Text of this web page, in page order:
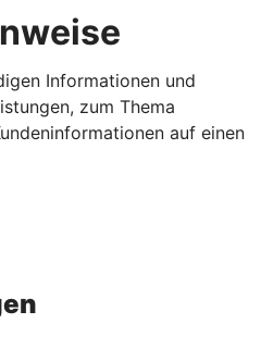
Informationen und
zum Thema
auf einen